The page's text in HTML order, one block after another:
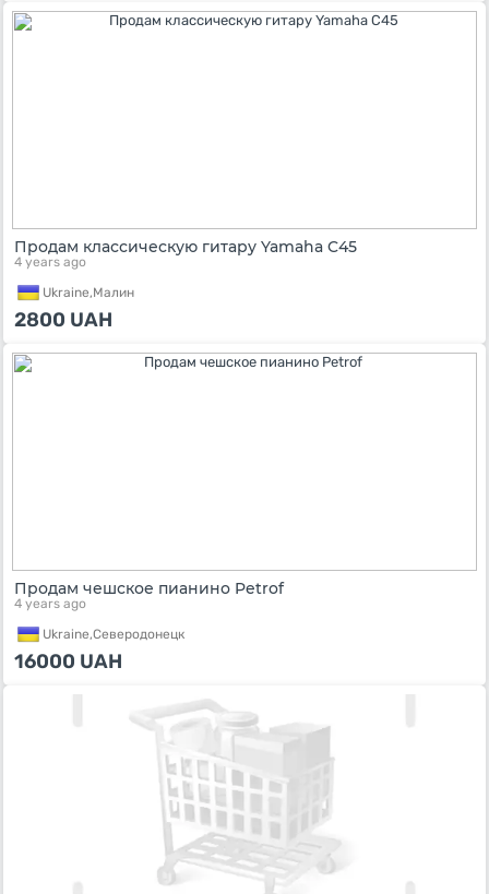
Продам классическую гитару Yamaha C45
4 years ago
Ukraine,Малин
2800 UAH
Продам чешское пианино Petrof
4 years ago
Ukraine,Северодонецк
16000 UAH